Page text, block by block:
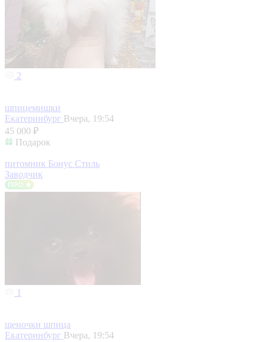
2
шпицемишки
Екатеринбург Вчера, 19:54
45 000 ₽
Подарок
питомник Бонус Стиль
Заводчик
1
щеночки шпица
Екатеринбург Вчера, 19:54